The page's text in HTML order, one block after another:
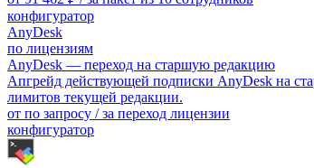
конфигуратор
AnyDesk
по лицензиям
AnyDesk — переход на старшую редакцию
Апгрейд действующей подписки AnyDesk на
лимитов текущей редакции.
от по запросу / за переход лицензии
конфигуратор